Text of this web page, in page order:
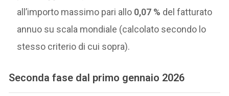
all’importo massimo pari allo 0,07 % del fatturato
annuo su scala mondiale (calcolato secondo lo
stesso criterio di cui sopra).
Seconda fase dal primo gennaio 2026